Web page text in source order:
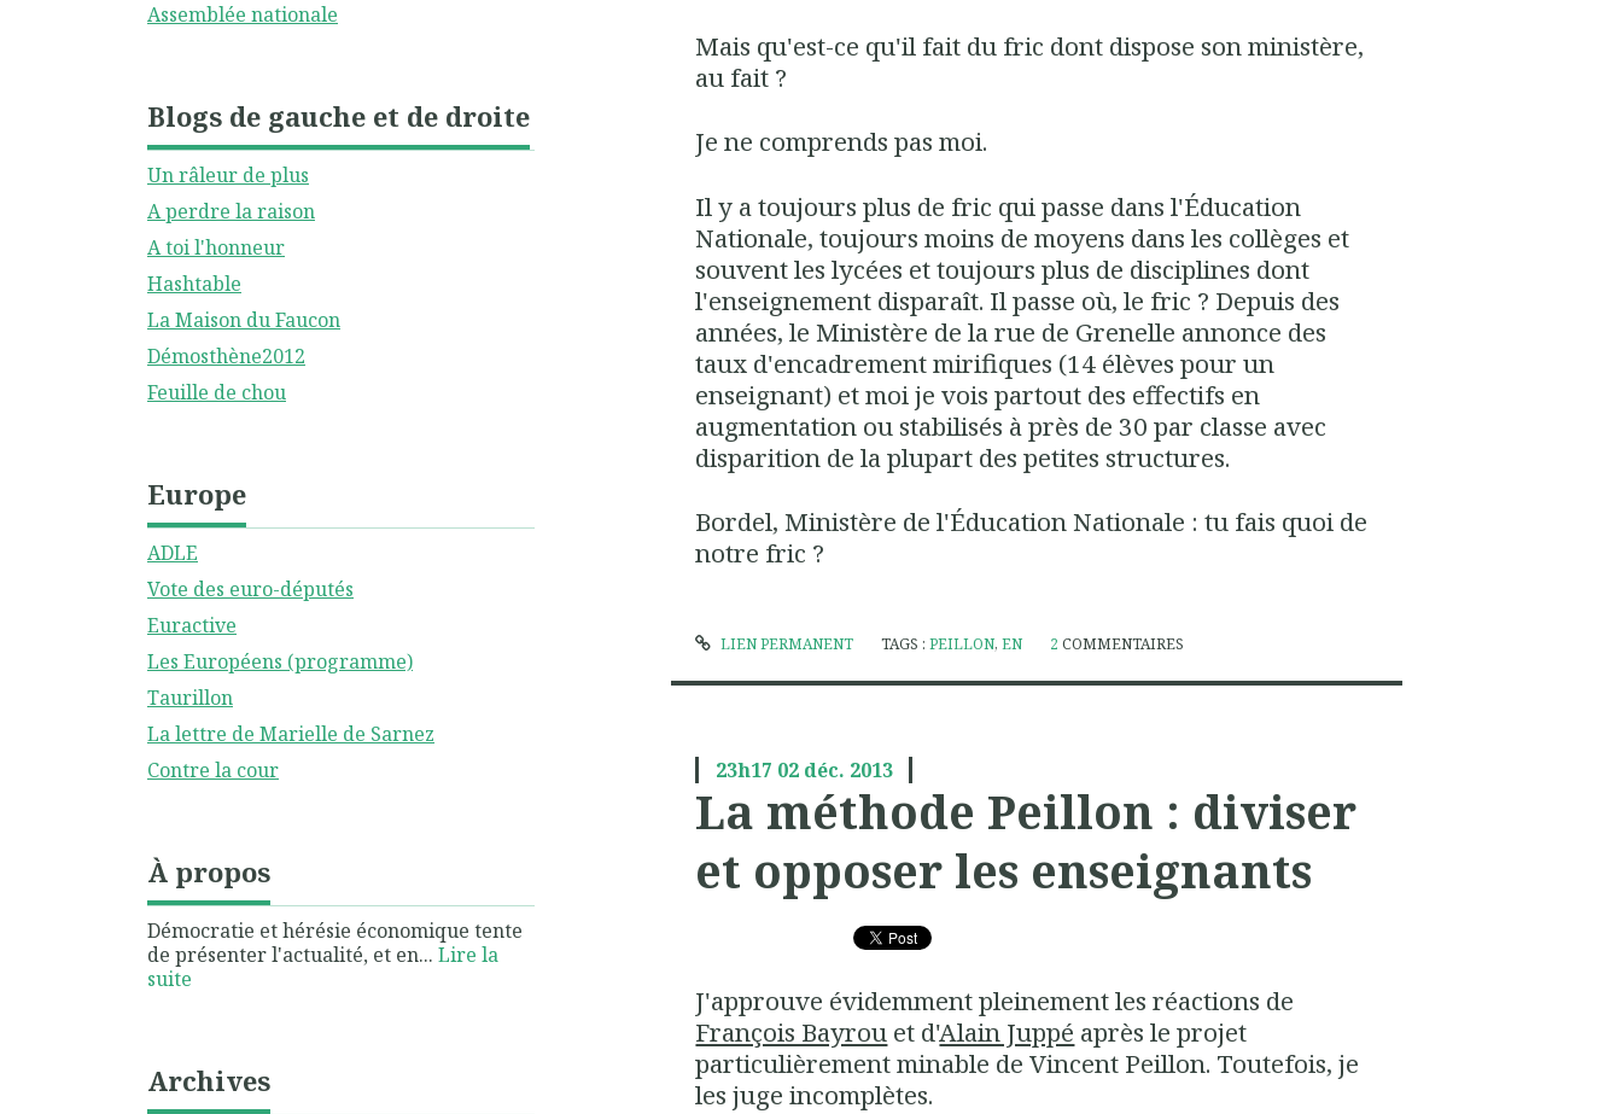
Assemblée nationale
Blogs de gauche et de droite
Un râleur de plus
A perdre la raison
A toi l'honneur
Hashtable
La Maison du Faucon
Démosthène2012
Feuille de chou
Europe
ADLE
Vote des euro-députés
Euractive
Les Européens (programme)
Taurillon
La lettre de Marielle de Sarnez
Contre la cour
À propos
Démocratie et hérésie économique tente
de présenter l'actualité, et en... Lire la
suite
Archives
Mais qu'est-ce qu'il fait du fric dont dispose son ministère,
au fait ?
Je ne comprends pas moi.
Il y a toujours plus de fric qui passe dans l'Éducation
Nationale, toujours moins de moyens dans les collèges et
souvent les lycées et toujours plus de disciplines dont
l'enseignement disparaît. Il passe où, le fric ? Depuis des
années, le Ministère de la rue de Grenelle annonce des
taux d'encadrement mirifiques (14 élèves pour un
enseignant) et moi je vois partout des effectifs en
augmentation ou stabilisés à près de 30 par classe avec
disparition de la plupart des petites structures.
Bordel, Ministère de l'Éducation Nationale : tu fais quoi de
notre fric ?
LIEN PERMANENT TAGS : PEILLON, EN 2 COMMENTAIRES
23h17 02 déc. 2013
La méthode Peillon : diviser
et opposer les enseignants
J'approuve évidemment pleinement les réactions de
François Bayrou et d'Alain Juppé après le projet
particulièrement minable de Vincent Peillon. Toutefois, je
les juge incomplètes.